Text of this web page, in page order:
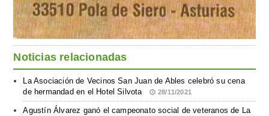
Noticias relacionadas
La Asociación de Vecinos San Juan de Ables celebró su cena
de hermandad en el Hotel Silvota
28/11/2021
Agustín Álvarez ganó el campeonato social de veteranos de La